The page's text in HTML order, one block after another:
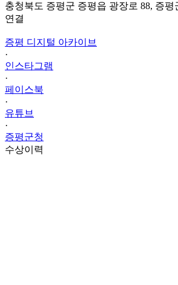
충청북도 증평군 증평읍 광장로 88, 증평
연결
증평 디지털 아카이브
·
인스타그램
·
페이스북
·
유튜브
·
증평군청
수상이력